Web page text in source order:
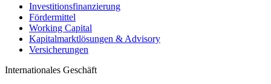
Investitionsfinanzierung
Fördermittel
Working Capital
Kapitalmarktlösungen & Advisory
Versicherungen
Internationales Geschäft